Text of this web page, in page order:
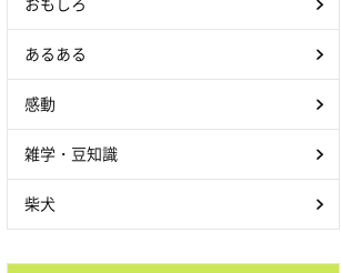
あるある
感動
雑学・豆知識
柴犬